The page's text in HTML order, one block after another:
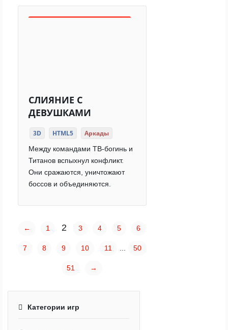
СЛИЯНИЕ С
ДЕВУШКАМИ
3D HTML5 Аркады
Между командами ТВ-богинь и
Титанов вспыхнул конфликт.
Они сражаются, уничтожают
боссов и объединяются.
← 1 2 3 4 5 6
7 8 9 10 11 50
51 →
Категории игр